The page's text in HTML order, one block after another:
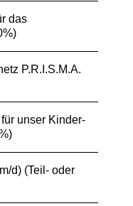
das
P.R.I.S.M.A.
unser Kinder-
d) (Teil- oder